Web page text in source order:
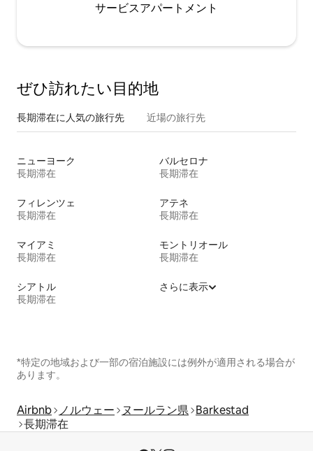
サービスアパートメント
ぜひ訪⁠れ⁠た⁠い目⁠的⁠地
長期滞在に人気の旅行先 近場の旅行先
ニューヨーク
長期滞在
バルセロナ
長期滞在
フィレンツェ
長期滞在
アテネ
長期滞在
マイアミ
長期滞在
モントリオール
長期滞在
シアトル
長期滞在
さらに表示
*特定の地域および一部の宿泊施設には例外が適用される場合が
あります。
Airbnb ノルウェー ヌールラン県 Barkestad
長期滞在